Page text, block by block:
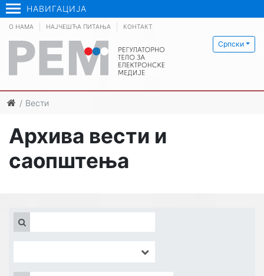
НАВИГАЦИЈА
Српски
О НАМА НАЈЧЕШЋА ПИТАЊА КОНТАКТ
Вести
Архива вести и
саопштења